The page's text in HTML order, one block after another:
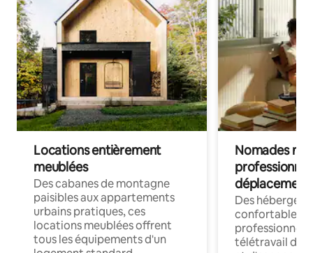
Locations entièrement
meublées
Des cabanes de montagne
paisibles aux appartements
urbains pratiques, ces
locations meublées offrent
tous les équipements d'un
Nomades
déplacement
Des
confortables
professionnels
télétravail